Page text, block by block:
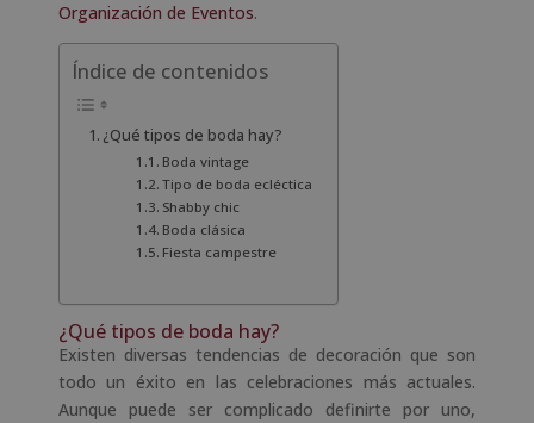
Organización de Eventos.
Índice de contenidos
¿Qué tipos de boda hay?
Boda vintage
Tipo de boda ecléctica
Shabby chic
Boda clásica
Fiesta campestre
¿Qué tipos de boda hay?
Existen diversas tendencias de decoración que son
todo un éxito en las celebraciones más actuales.
Aunque puede ser complicado definirte por uno,